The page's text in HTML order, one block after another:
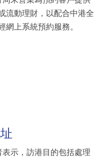
流動理財，以配合中港全
網上系統預約服務。
示，訪港目的包括處理